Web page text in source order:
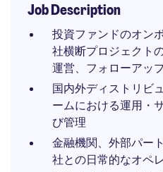
Job Description
投資ファンドのオン
社横断プロジェクト
運営、フォローアップ
国内外ディストリビ
ームにおける運用・
び管理
金融機関、外部パー
社との日常的なオペ